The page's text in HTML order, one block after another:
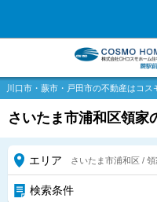
川口市・蕨市・戸田市の不動産はコス
さいたま市浦和区領家
エリア さいたま市浦和区 / 領
検索条件